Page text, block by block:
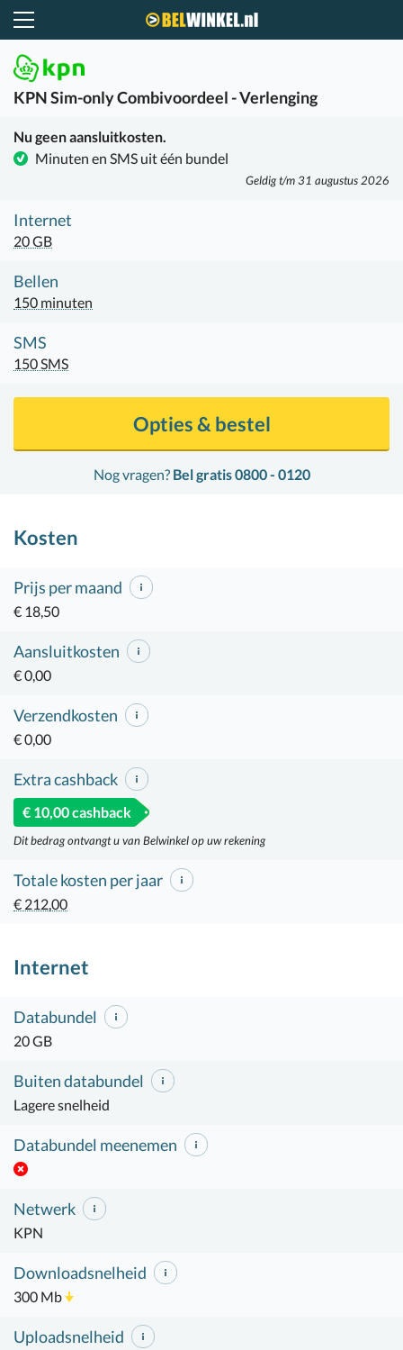
KPNSim-only Combivoordeel - Verlenging
Nu geen aansluitkosten.
Minuten en SMS uit één bundel
Geldig t/m 31 augustus 2026
Internet
20 GB
Bellen
150 minuten
SMS
150 SMS
Nog vragen? Bel gratis 0800 - 0120
Opties & bestel
Kosten
Prijs per maand
€ 18,50
Aansluitkosten
€ 0,00
Verzendkosten
€ 0,00
Extra cashback
€ 10,00 cashback
Dit bedrag ontvangt u van Belwinkel op uw rekening
Totale kosten per jaar
€ 212,00
Internet
Databundel
20 GB
Buiten databundel
Lagere snelheid
Databundel meenemen
Netwerk
KPN
Downloadsnelheid
300 Mb
Uploadsnelheid